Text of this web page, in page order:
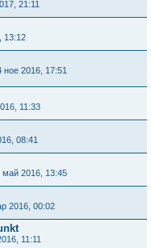
21:11
13:12
ное 2016, 17:51
11:33
08:41
май 2016, 13:45
2016, 00:02
11:11